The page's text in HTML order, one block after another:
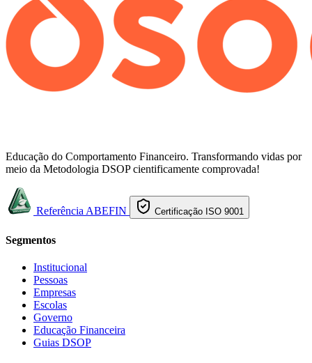
Educação do Comportamento Financeiro. Transformando vidas por
meio da Metodologia DSOP cientificamente comprovada!
Referência ABEFIN Certificação ISO 9001
Segmentos
Institucional
Pessoas
Empresas
Escolas
Governo
Educação Financeira
Guias DSOP